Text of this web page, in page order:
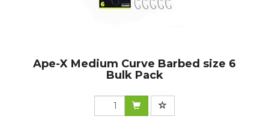
Ape-X Medium Curve Barbed size 6
Bulk Pack